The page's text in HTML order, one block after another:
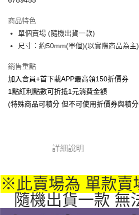
Apple Pay
悠遊付
Google Pay
ATM付款
貨到付款
付款後全家取貨
每筆NT$65，滿NT$1,300(含以上)免運費
(不開放使用，請勿選取）
商品特色
單個賣場 (隨機出貨一款)
尺寸：約50mm(單個)(以實際商品為主
銷售重點
加入會員+首下載APP最高領150折價券
1點紅利點數可折抵1元消費金額
(特殊商品可積分 但不可使用折價券與積
詳細說明
※此賣場為 單款
隨機出貨一款 無